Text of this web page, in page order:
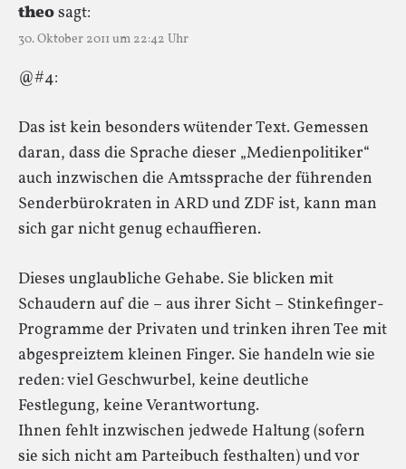
theosagt:
30. Oktober 2011 um 22:42 Uhr
@#4:
Das ist kein besonders wütender Text. Gemessen
daran, dass die Sprache dieser „Medienpolitiker“
auch inzwischen die Amtssprache der führenden
Senderbürokraten in ARD und ZDF ist, kann man
sich gar nicht genug echauffieren.
Dieses unglaubliche Gehabe. Sie blicken mit
Schaudern auf die – aus ihrer Sicht – Stinkefinger-
Programme der Privaten und trinken ihren Tee mit
abgespreiztem kleinen Finger. Sie handeln wie sie
reden: viel Geschwurbel, keine deutliche
Festlegung, keine Verantwortung.
Ihnen fehlt inzwischen jedwede Haltung (sofern
sie sich nicht am Parteibuch festhalten) und vor